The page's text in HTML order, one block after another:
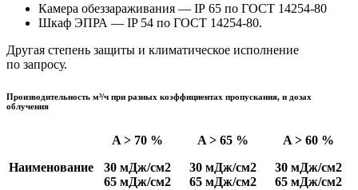
Камера обеззараживания — IP 65 по ГОСТ 14254-80
Шкаф ЭПРА — IP 54 по ГОСТ 14254-80.
Другая степень защиты и климатическое исполнение
по запросу.
Производительность м³/ч при разных коэффициентах пропускания, и дозах
облучения
Наименование
A > 70 %
30 мДж/см2
65 мДж/см2
A > 65 %
30 мДж/см2
65 мДж/см2
A > 60 %
30 мДж/см2
65 мДж/см2